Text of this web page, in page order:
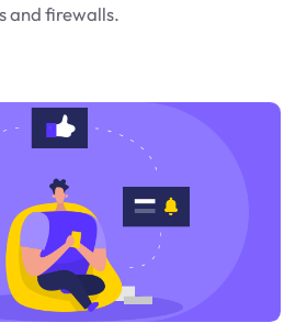
and firewalls.